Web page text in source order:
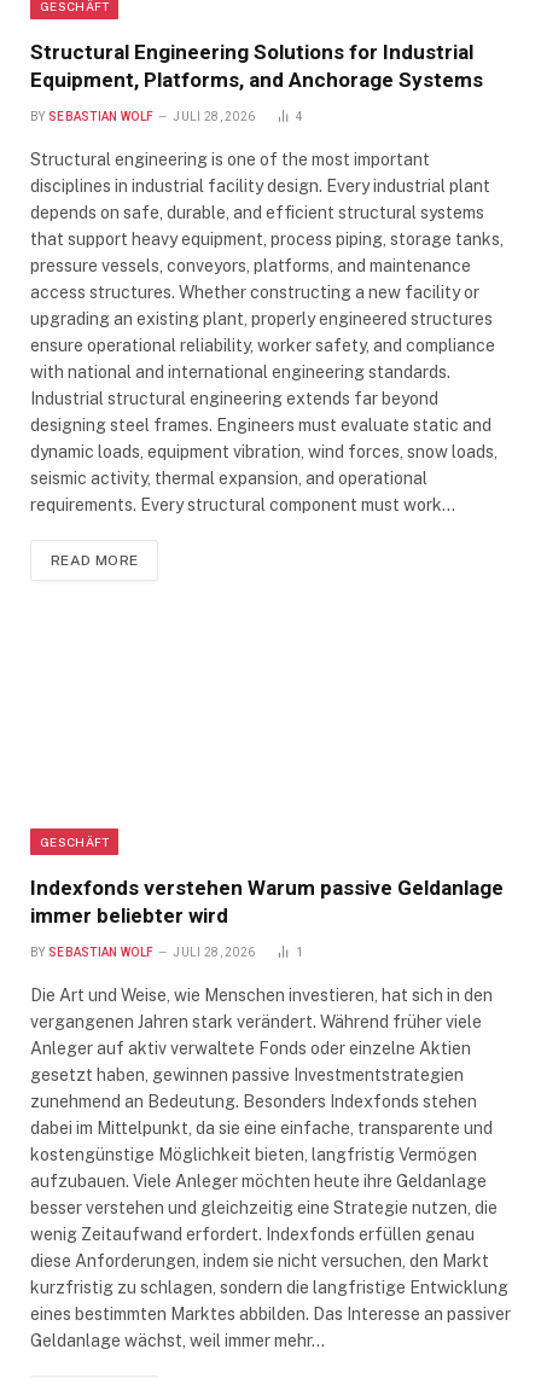
GESCHÄFT
Structural Engineering Solutions for Industrial
Equipment, Platforms, and Anchorage Systems
BY SEBASTIAN WOLF JULI 28, 2026 4
Structural engineering is one of the most important
disciplines in industrial facility design. Every industrial plant
depends on safe, durable, and efficient structural systems
that support heavy equipment, process piping, storage tanks,
pressure vessels, conveyors, platforms, and maintenance
access structures. Whether constructing a new facility or
upgrading an existing plant, properly engineered structures
ensure operational reliability, worker safety, and compliance
with national and international engineering standards.
Industrial structural engineering extends far beyond
designing steel frames. Engineers must evaluate static and
dynamic loads, equipment vibration, wind forces, snow loads,
seismic activity, thermal expansion, and operational
requirements. Every structural component must work…
READ MORE
GESCHÄFT
Indexfonds verstehen Warum passive Geldanlage
immer beliebter wird
BY SEBASTIAN WOLF JULI 28, 2026 1
Die Art und Weise, wie Menschen investieren, hat sich in den
vergangenen Jahren stark verändert. Während früher viele
Anleger auf aktiv verwaltete Fonds oder einzelne Aktien
gesetzt haben, gewinnen passive Investmentstrategien
zunehmend an Bedeutung. Besonders Indexfonds stehen
dabei im Mittelpunkt, da sie eine einfache, transparente und
kostengünstige Möglichkeit bieten, langfristig Vermögen
aufzubauen. Viele Anleger möchten heute ihre Geldanlage
besser verstehen und gleichzeitig eine Strategie nutzen, die
wenig Zeitaufwand erfordert. Indexfonds erfüllen genau
diese Anforderungen, indem sie nicht versuchen, den Markt
kurzfristig zu schlagen, sondern die langfristige Entwicklung
eines bestimmten Marktes abbilden. Das Interesse an passiver
Geldanlage wächst, weil immer mehr…